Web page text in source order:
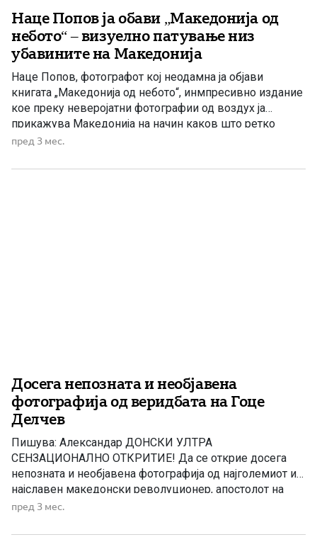
Наце Попов ја обави „Македонија од
небото“ – визуелно патување низ
убавините на Македонија
Наце Попов, фотографот кој неодамна ја објави
книгата „Македонија од небото“, инмпресивно издание
кое преку неверојатни фотографии од воздух ја
прикажува Македонија на начин каков што ретко
имаме можност да ја видиме. Од планини, езера и
богатства, книгата нуди вистинско визуелно патување
пред 3 мес.
Досега непозната и необјавена
фотографија од веридбата на Гоце
Делчев
Пишува: Александар ДОНСКИ УЛТРА
СЕНЗАЦИОНАЛНО ОТКРИТИЕ! Да се открие досега
непозната и необјавена фотографија од најголемиот и
најславен македонски револуционер, апостолот на
македонското револуционерно движење и идол на
од најголемите историски откритија на македонската
пред 3 мес.